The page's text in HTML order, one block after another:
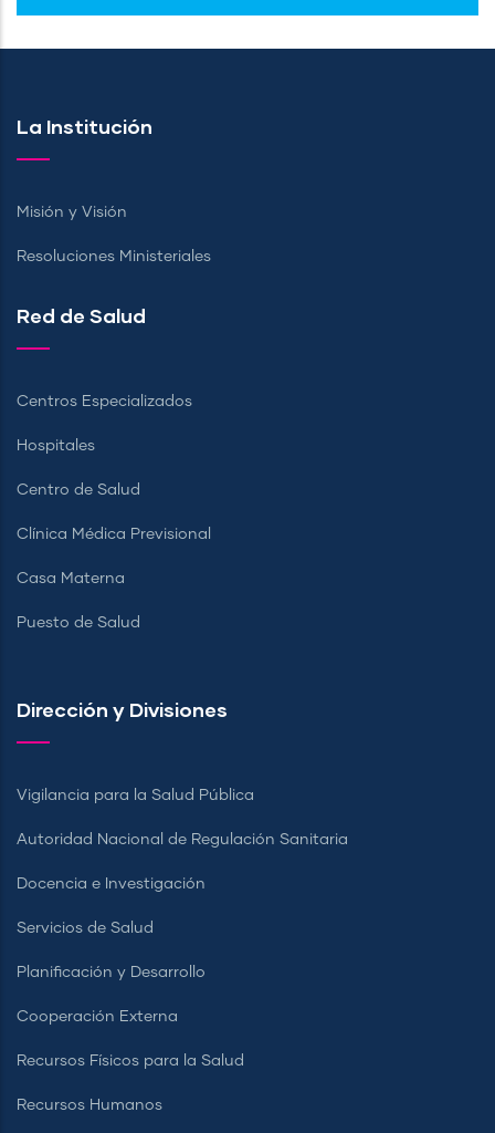
La Institución
Misión y Visión
Resoluciones Ministeriales
Red de Salud
Centros Especializados
Hospitales
Centro de Salud
Clínica Médica Previsional
Casa Materna
Puesto de Salud
Dirección y Divisiones
Vigilancia para la Salud Pública
Autoridad Nacional de Regulación Sanitaria
Docencia e Investigación
Servicios de Salud
Planificación y Desarrollo
Cooperación Externa
Recursos Físicos para la Salud
Recursos Humanos